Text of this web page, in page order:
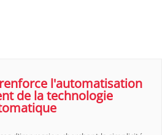
l'automatisation
de la technologie